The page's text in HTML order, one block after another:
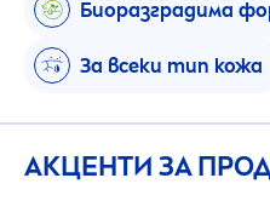
Биоразградима
За всеки тип кожа
АКЦЕНТИ ЗА